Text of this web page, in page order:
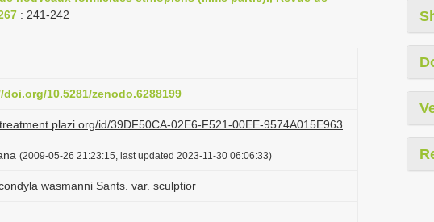
: 241-242
10.5281/zenodo.6288199
id/39DF50CA-02E6-F521-00EE-9574A015E963
(2009-05-26 21:23:15, last updated 2023-11-30 06:06:33)
wasmanni Sants. var. sculptior